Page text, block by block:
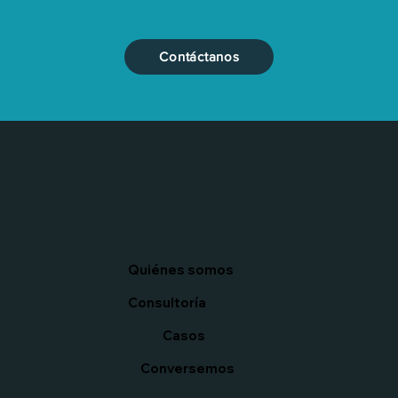
Contáctanos
Quiénes somos
Consultoría
Casos
Conversemos